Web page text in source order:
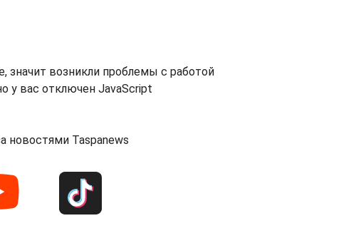
значит возникли проблемы с работой
у вас отключен JavaScript
новостями Taspanews